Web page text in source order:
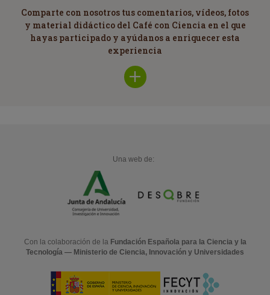
Comparte con nosotros tus comentarios, vídeos, fotos
y material didáctico del Café con Ciencia en el que
hayas participado y ayúdanos a enriquecer esta
experiencia
Una web de:
Con la colaboración de la Fundación Española para la Ciencia y la
Tecnología — Ministerio de Ciencia, Innovación y Universidades